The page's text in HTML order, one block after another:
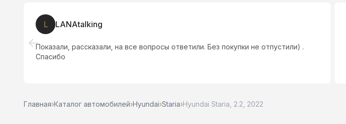
L LANAtalking
Показали, рассказали, на все вопросы ответили. Без покупки не отпустили) .
Спасибо
Главная›Каталог автомобилей›Hyundai›Staria›Hyundai Staria, 2.2, 2022